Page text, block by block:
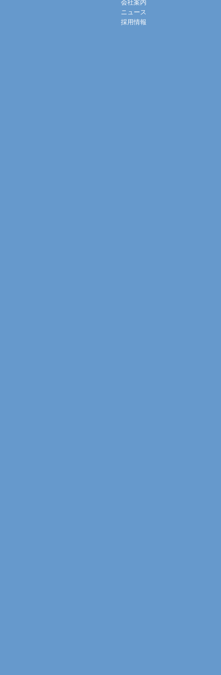
会社案内
ニュース
採用情報